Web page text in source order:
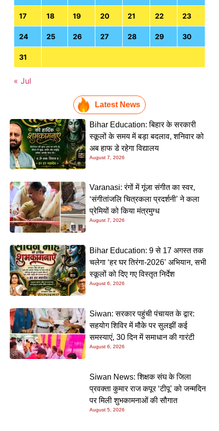
17 18 19 20 21 22 23
24 25 26 27 28 29 30
31
« Jul
Latest News
Bihar Education: बिहार के सरकारी
स्कूलों के समय में बड़ा बदलाव, शनिवार को
अब हाफ डे रहेगा विद्यालय
August 7, 2026
Varanasi: रंगों में गूंजा संगीत का स्वर,
‘संगीतांजलि चित्रकला प्रदर्शनी’ ने कला
प्रेमियों को किया मंत्रमुग्ध
August 7, 2026
Bihar Education: 9 से 17 अगस्त तक
चलेगा ‘हर घर तिरंगा-2026’ अभियान, सभी
स्कूलों को दिए गए विस्तृत निर्देश
August 6, 2026
Siwan: सरकार पहुंची पंचायत के द्वार:
सहयोग शिविर में मौके पर सुलझीं कई
समस्याएं, 30 दिन में समाधान की गारंटी
August 6, 2026
Siwan News: शिक्षक संघ के जिला
प्रवक्ता कुमार राज कपूर ‘टीपू’ को जन्मदिन
पर मिली शुभकामनाओं की सौगात
August 5, 2026